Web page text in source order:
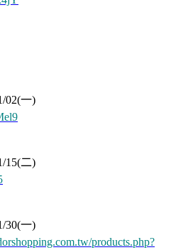
02(一)
15(二)
30(一)
products.php?